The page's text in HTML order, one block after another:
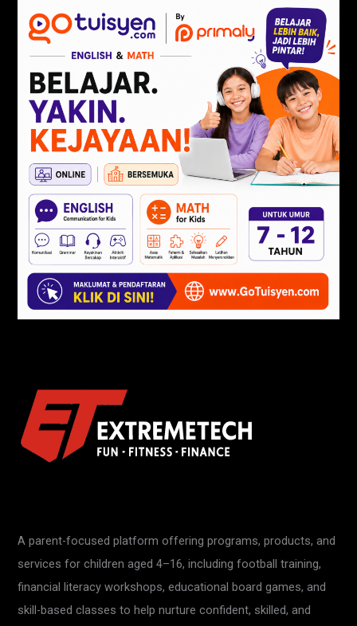
A parent-focused platform offering programs, products, and
services for children aged 4–16, including football training,
financial literacy workshops, educational board games, and
skill-based classes to help nurture confident, skilled, and